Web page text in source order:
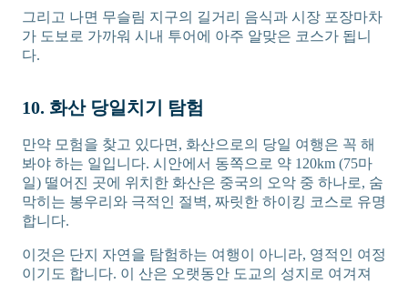
그리고 나면 무슬림 지구의 길거리 음식과 시장 포장마차
가 도보로 가까워 시내 투어에 아주 알맞은 코스가 됩니
다.
10. 화산 당일치기 탐험
만약 모험을 찾고 있다면, 화산으로의 당일 여행은 꼭 해
봐야 하는 일입니다. 시안에서 동쪽으로 약 120km (75마
일) 떨어진 곳에 위치한 화산은 중국의 오악 중 하나로, 숨
막히는 봉우리와 극적인 절벽, 짜릿한 하이킹 코스로 유명
합니다.
이것은 단지 자연을 탐험하는 여행이 아니라, 영적인 여정
이기도 합니다. 이 산은 오랫동안 도교의 성지로 여겨져